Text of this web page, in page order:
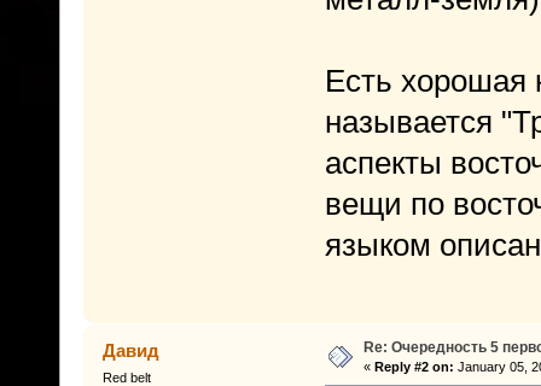
Есть хорошая
называется
аспекты
вещи по
языком
Давид
Red belt
Re: Очередность 5
« Reply #2 on: January 05,